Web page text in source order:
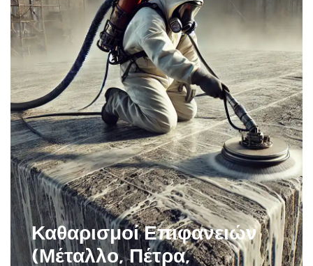
Καθαρισμοί Επιφανειών
(μέταλλο, Πέτρα,